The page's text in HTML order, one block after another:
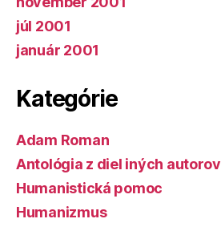
júl 2001
január 2001
Kategórie
Adam Roman
Antológia z diel iných autorov
Humanistická pomoc
Humanizmus